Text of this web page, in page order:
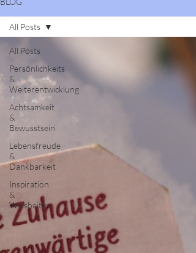
All Posts
Persönlichkeits
&
Weiterentwicklung
Achtsamkeit
&
Bewusstsein
Lebensfreude
&
Dankbarkeit
Inspiration
&
Weisheiten
All Posts